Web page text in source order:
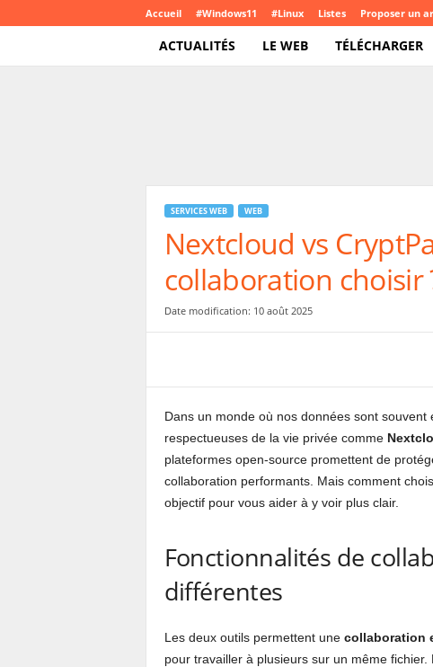
Accueil #Windows11 #Linux Listes Proposer un
ACTUALITÉS LE WEB TÉLÉCHARGER
SERVICES WEB WEB
Nextcloud vs
collaboration choisir
Date modification: 10 août 2025
Dans un monde où nos données sont
respectueuses de la vie privée comme
plateformes open-source promettent de
collaboration performants. Mais comment
objectif pour vous aider à y voir plus clair.
Fonctionnalités de
différentes
Les deux outils permettent une collaboration
pour travailler à plusieurs sur un même fichier.